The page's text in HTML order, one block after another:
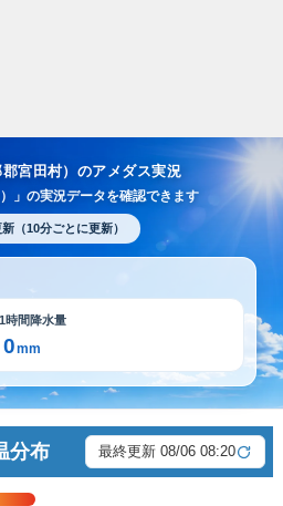
スポンサーリンク
郡宮田村）のアメダス実況
」の実況データを確認できます
（10分ごとに更新）
1時間降水量
0mm
分布 最終更新 08/06 08:20